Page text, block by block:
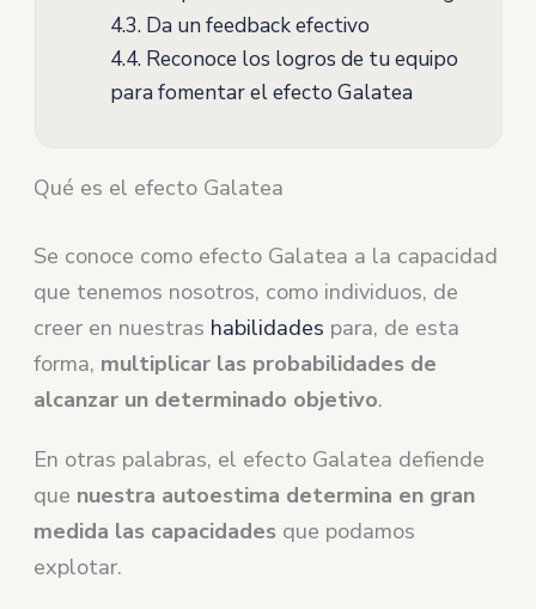
4.3.Da un feedback efectivo
4.4.Reconoce los logros de tu equipo
para fomentar el efecto Galatea
Qué es el efecto Galatea
Se conoce como efecto Galatea a la capacidad
que tenemos nosotros, como individuos, de
creer en nuestras habilidades para, de esta
forma, multiplicar las probabilidades de
alcanzar un determinado objetivo.
En otras palabras, el efecto Galatea defiende
que nuestra autoestima determina en gran
medida las capacidades que podamos
explotar.